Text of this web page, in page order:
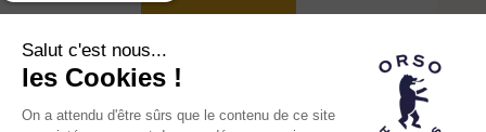
LA MARQUE ORSO
RECRUTEMENT